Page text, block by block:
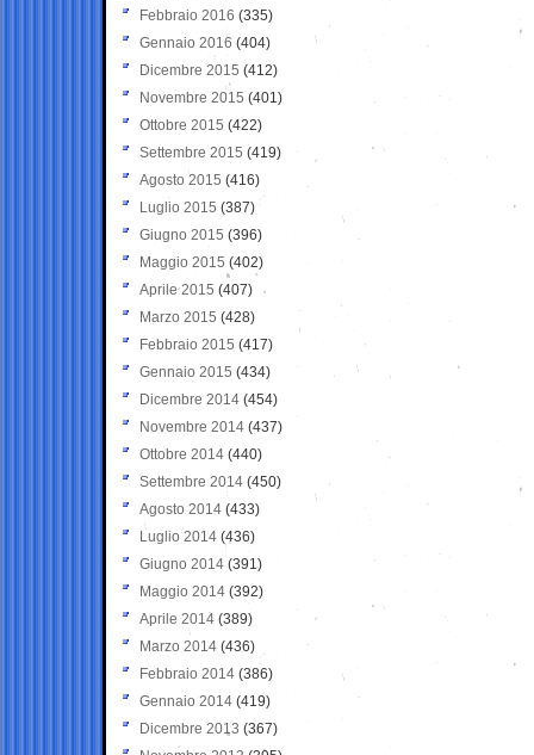
Febbraio 2016 (335)
Gennaio 2016 (404)
Dicembre 2015 (412)
Novembre 2015 (401)
Ottobre 2015 (422)
Settembre 2015 (419)
Agosto 2015 (416)
Luglio 2015 (387)
Giugno 2015 (396)
Maggio 2015 (402)
Aprile 2015 (407)
Marzo 2015 (428)
Febbraio 2015 (417)
Gennaio 2015 (434)
Dicembre 2014 (454)
Novembre 2014 (437)
Ottobre 2014 (440)
Settembre 2014 (450)
Agosto 2014 (433)
Luglio 2014 (436)
Giugno 2014 (391)
Maggio 2014 (392)
Aprile 2014 (389)
Marzo 2014 (436)
Febbraio 2014 (386)
Gennaio 2014 (419)
Dicembre 2013 (367)